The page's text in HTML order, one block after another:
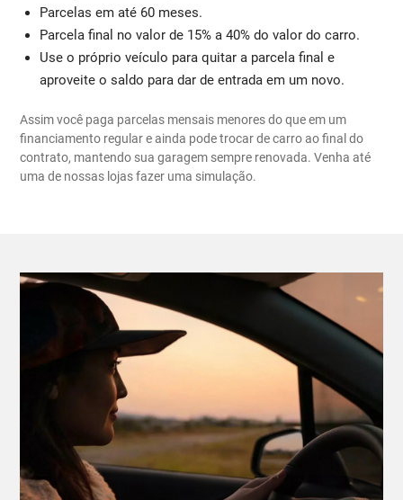
Parcelas em até 60 meses.
Parcela final no valor de 15% a 40% do valor do carro.
Use o próprio veículo para quitar a parcela final e
aproveite o saldo para dar de entrada em um novo.
Assim você paga parcelas mensais menores do que em um
financiamento regular e ainda pode trocar de carro ao final do
contrato, mantendo sua garagem sempre renovada. Venha até
uma de nossas lojas fazer uma simulação.